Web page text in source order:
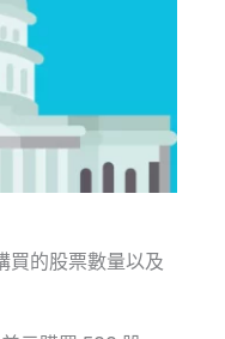
買的股票數量以及